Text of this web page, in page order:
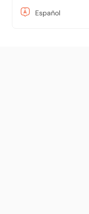
Español